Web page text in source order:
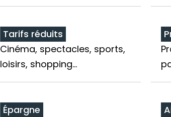
Tarifs réduits
Cinéma, spectacles, sports,
loisirs, shopping...
Épargne